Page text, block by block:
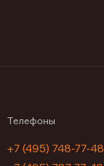
Телефоны
+7 (495) 748-77-48